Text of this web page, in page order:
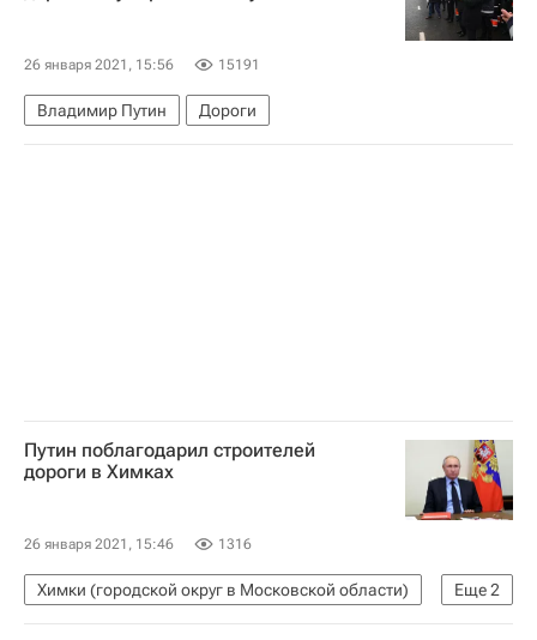
26 января 2021, 15:56 15191
Владимир Путин Дороги
Путин поблагодарил строителей
дороги в Химках
26 января 2021, 15:46 1316
Еще2
Химки (городской округ в Московской области)
Владимир Путин
Дороги